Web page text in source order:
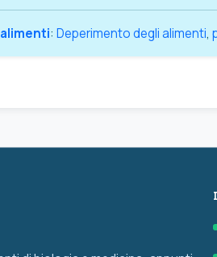
: Deperimento degli alimenti,